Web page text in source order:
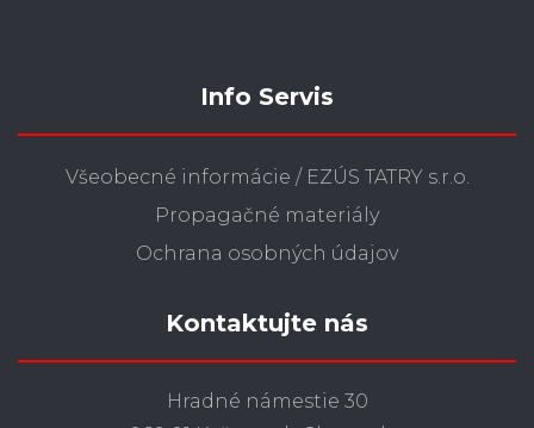
Info Servis
Všeobecné informácie / EZÚS TATRY s.r.o.
Propagačné materiály
Ochrana osobných údajov
Kontaktujte nás
Hradné námestie 30